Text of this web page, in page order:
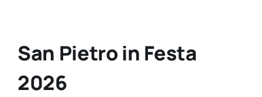
San Pietro in Festa
2026